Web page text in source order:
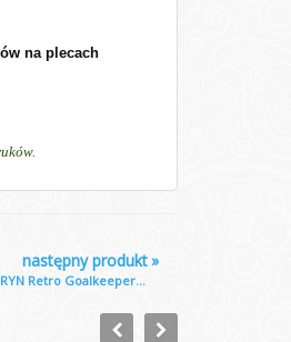
na plecach
»
następny produkt
Retro Goalkeeper...